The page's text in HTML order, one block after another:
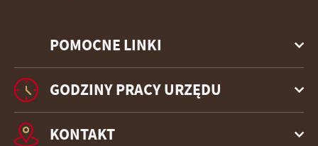
POMOCNE LINKI
GODZINY PRACY URZĘDU
KONTAKT